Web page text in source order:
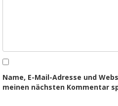
Name, E-Mail-Adresse und
meinen nächsten Kommentar